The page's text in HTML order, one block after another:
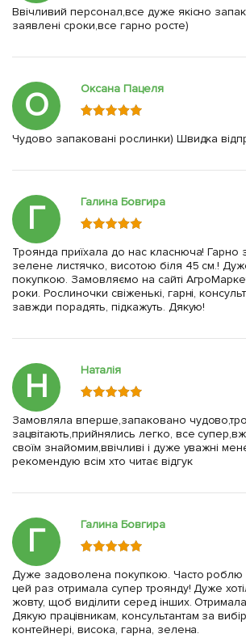
Ввічливий персонал,все дуже якісно
заявлені сроки,все гарно росте)
О Оксана Пацеля
Чудово запаковані рослинки) Швидка
Г Галина Бовгира
Троянда приїхала до нас класнюча! Гарно
зелене листячко, висотою біля 45 см.!
покупкою. Замовляємо на сайті
роки. Рослиночки свіженькі, гарні,
завжди порадять, підкажуть. Дякую!
Н Наталія
Замовляла вперше,запаковано
зацвітають,прийнялись легко, все
своїм знайомим,ввічливі і дуже уважні
рекомендую всім хто читає відгук
Г Галина Бовгира
Дуже задоволена покупкою. Часто
цей раз отримала супер троянду! Дуже
жовту, щоб виділити серед інших.
Дякую працівникам, консультантам за
контейнері, висока, гарна, зелена.